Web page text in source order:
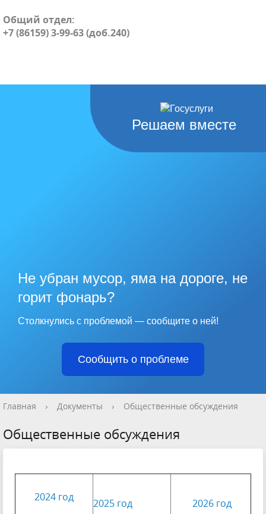
Общий отдел:
+7 (86159) 3-99-63 (доб.240)
Решаем вместе
Не убран мусор, яма на дороге, не
горит фонарь?
Столкнулись с проблемой — сообщите о ней!
Сообщить о проблеме
Главная › Документы › Общественные обсуждения
Общественные обсуждения
2024 год 2025 год 2026 год